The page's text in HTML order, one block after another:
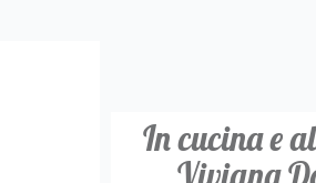
In cucina e